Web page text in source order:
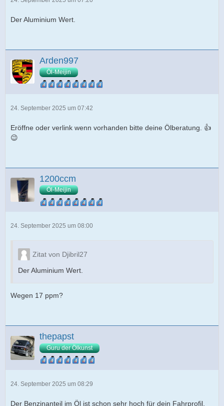
Der Aluminium Wert.
Arden997
Öl-Meijin
24. September 2025 um 07:42
Eröffne oder verlink wenn vorhanden bitte deine Ölberatung. 👍
😉
1200ccm
Öl-Meijin
24. September 2025 um 08:00
Zitat von Djibril27
Der Aluminium Wert.
Wegen 17 ppm?
thepapst
Guru der Ölkunst
24. September 2025 um 08:29
Der Benzinanteil im Öl ist schon sehr hoch für dein Fahrprofil,